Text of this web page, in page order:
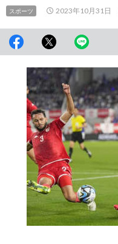
スポーツ 2023年10月31日